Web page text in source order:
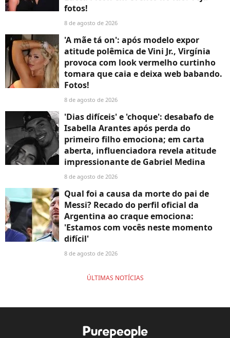
fotos!
8 de agosto de 2026
'A mãe tá on': após modelo expor
atitude polêmica de Vini Jr., Virgínia
provoca com look vermelho curtinho
tomara que caia e deixa web babando.
Fotos!
8 de agosto de 2026
'Dias difíceis' e 'choque': desabafo de
Isabella Arantes após perda do
primeiro filho emociona; em carta
aberta, influenciadora revela atitude
impressionante de Gabriel Medina
8 de agosto de 2026
Qual foi a causa da morte do pai de
Messi? Recado do perfil oficial da
Argentina ao craque emociona:
'Estamos com vocês neste momento
difícil'
8 de agosto de 2026
ÚLTIMAS NOTÍCIAS